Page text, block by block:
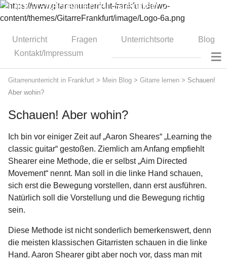
Dipl.-Gitarrenlehrer Stephan Zitzmann
Unterricht Fragen Unterrichtsorte
Blog
Kontakt/Impressum
≡
Gitarrenunterricht in Frankfurt > Mein Blog > Gitarre lernen > Schauen!
Aber wohin?
Schauen! Aber wohin?
Ich bin vor einiger Zeit auf „Aaron Sheares“ „Learning the
classic guitar“ gestoßen. Ziemlich am Anfang empfiehlt
Shearer eine Methode, die er selbst „Aim Directed
Movement“ nennt. Man soll in die linke Hand schauen,
sich erst die Bewegung vorstellen, dann erst ausführen.
Natürlich soll die Vorstellung und die Bewegung richtig
sein.
Diese Methode ist nicht sonderlich bemerkenswert, denn
die meisten klassischen Gitarristen schauen in die linke
Hand. Aaron Shearer gibt aber noch vor, dass man mit